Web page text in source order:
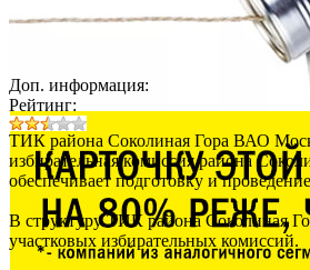
Доп. информация:
Рейтинг:
ТИК района Соколиная Гора ВАО
избирательная комиссия района
обеспечивает подготовку и
В структуру ТИК района Соколиная
участковых избирательных комиссий.